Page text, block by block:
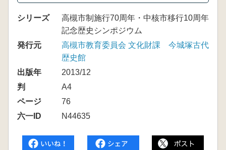
シリーズ
高槻市制施行70周年・中核市移行10周年
記念歴史シンポジウム
発行元
高槻市教育委員会 文化財課 今城塚古代
歴史館
出版年
2013/12
判
A4
ページ
76
六一ID
N44635